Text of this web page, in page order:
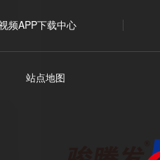
频APP下载中心
站点地图